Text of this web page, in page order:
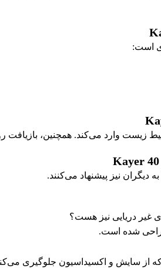
است:
زیست وارد می‌کند. همچنین، بازیافت
دیگران نیز پیشنهاد می‌کنند.
شده است.